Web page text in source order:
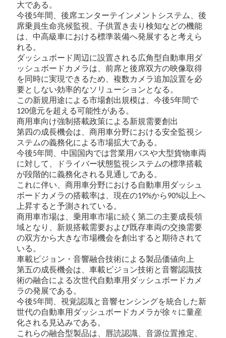
大である。
今後5年間、後席エンターテインメントシステム、後
席乗員生命兆候監視、子供置き去り検知などの機能
は、中高級車における標準装備へ発展すると考えら
れる。
ダッシュボード周辺に設置される広角型自動車用ダ
ッシュボードカメラは、前席と後席双方の映像取得
を同時に実現できるため、複数カメラ追加設置を必
要としない効率的なソリューションとなる。
この新規用途による市場創出規模は、今後5年間で
120億元を超える可能性がある。
商用車向け強制搭載政策による新規需要創出
第四の成長機会は、商用車分野における安全監視シ
ステムの義務化による市場拡大である。
今後5年間、中国国内では営業用バスや大型貨物車両
に対して、ドライバー状態監視システムの標準搭載
が段階的に義務化される見通しである。
これに伴い、商用車分野における自動車用ダッシュ
ボードカメラの搭載率は、現在の19%から90%以上へ
上昇すると予測されている。
商用車市場は、乗用車市場に続く第二の主要成長領
域となり、新規搭載需要および既存車両の交換需要
の双方から大きな市場機会を創出すると期待されて
いる。
車載ビジョン・音響融合技術による製品価値向上
第五の成長機会は、車載ビジョン技術と音響認識技
術の融合による次世代自動車用ダッシュボードカメ
ラの発展である。
今後5年間、視覚認識と音響センシングを統合した新
世代の自動車用ダッシュボードカメラが徐々に量産
化される見込みである。
これらの融合型製品は、唇読認識、音源位置推定、